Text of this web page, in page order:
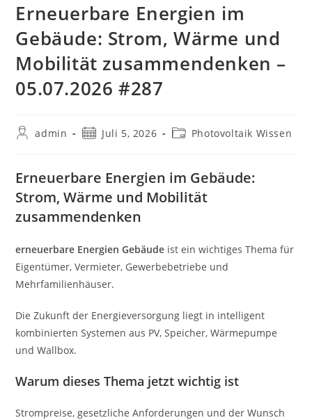
Erneuerbare Energien im
Gebäude: Strom, Wärme und
Mobilität zusammendenken –
05.07.2026 #287
Beitrags-
admin
BeitragJuli 5, 2026
Beitrags-
Photovoltaik Wissen
Erneuerbare Energien im Gebäude:
Strom, Wärme und Mobilität
zusammendenken
erneuerbare Energien Gebäude ist ein wichtiges Thema für
Eigentümer, Vermieter, Gewerbebetriebe und
Mehrfamilienhäuser.
Die Zukunft der Energieversorgung liegt in intelligent
kombinierten Systemen aus PV, Speicher, Wärmepumpe
und Wallbox.
Warum dieses Thema jetzt wichtig ist
Strompreise, gesetzliche Anforderungen und der Wunsch